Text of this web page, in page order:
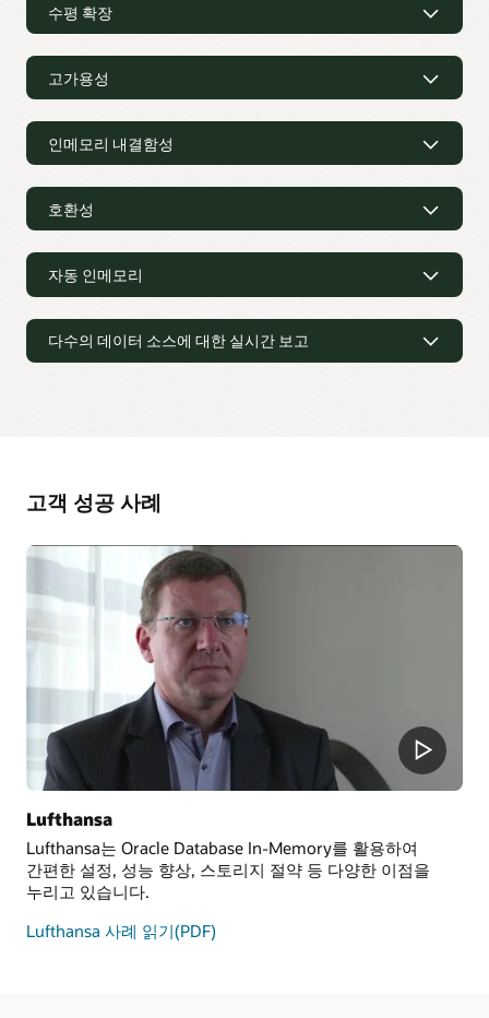
Oracle Database In-Memory의 이중 형식 아키텍처는 기존의
행 형식과 새로운 인메모리 열 형식을 동시에 사용하여
테이블을 표시합니다. 따라서 동일한 데이터베이스의 동일한
데이터에 대한 트랜잭션 처리 및 분석 보고를 각각 최적화된
방식으로 수행할 수 있습니다.
수평 확장
Oracle Database In-Memory는 Oracle Real Application
Clusters(RAC) 전반에 걸친 투명한 인메모리 수평 확장을
지원합니다. 단일 노드 메모리의 제한을 받지 않는 Oracle
Database In-Memory는 클러스터 내 모든 노드의 메모리에
투명하게 액세스하여 단일 노드보다 큰 규모의 열 저장소를
고가용성
활성 데이터 가드 구성에서 대기 데이터베이스에 인메모리 열
저장소를 생성하고, 채우고, 유지 관리할 수 있습니다. 이를 통해
대기 데이터베이스의 CPU 및 메모리 리소스를 분석
워크로드용으로 최대한 활용할 수 있을 뿐만 아니라, 기본
데이터베이스 및 관련 대기 데이터베이스 전반에 인메모리 열
EyeMed/Luxottica 사례 연구 읽어보기(PDF)
인메모리 내결함성
Oracle Database In-Memory는 Oracle Exadata 클러스터의
노드 전반에 인메모리 데이터를 배포하고 복제함으로써 노드
장애로 인한 속도 저하를 방지합니다. 노드에 장애가 발생하면
쿼리는 정상적인 노드에 저장된 데이터의 복제본을 투명한
방식으로 사용할 수 있습니다.
호환성
Oracle Database 호환 애플리케이션과 Oracle Database In-
Memory를 함께 배포할 경우 별도로 애플리케이션을 변경할
유형, API는 계속해서 투명하게 작동합니다.
자동 인메모리
사용량을 기반으로 인메모리 열 저장소의 콘텐츠를 자동으로
관리하므로 인적 개입 없이도 데이터베이스 메모리 사용을
다수의 데이터 소스에 대한 실시간 보고
고객 성공 사례
Lufthansa
Lufthansa는 Oracle Database In-Memory를 활용하여
간편한 설정, 성능 향상, 스토리지 절약 등 다양한 이점을
누리고 있습니다.
Lufthansa 사례 읽기(PDF)